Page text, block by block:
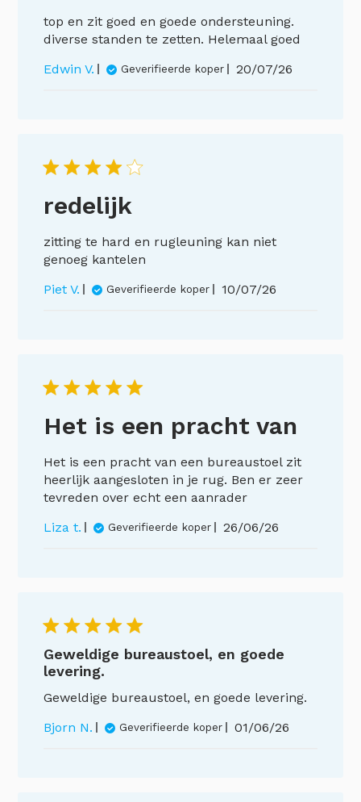
top en zit goed en goede ondersteuning.
diverse standen te zetten. Helemaal goed
Edwin V.
Geverifieerde koper 20/07/26
redelijk
zitting te hard en rugleuning kan niet
genoeg kantelen
Piet V.
Geverifieerde koper Publicatiedatum
10/07/26
Het is een pracht van
Het is een pracht van een bureaustoel zit
heerlijk aangesloten in je rug. Ben er zeer
tevreden over echt een aanrader
Liza t.
Geverifieerde koper Publicatiedatum
26/06/26
Geweldige bureaustoel, en goede
levering.
Geweldige bureaustoel, en goede levering.
Bjorn N.
Geverifieerde koper 01/06/26